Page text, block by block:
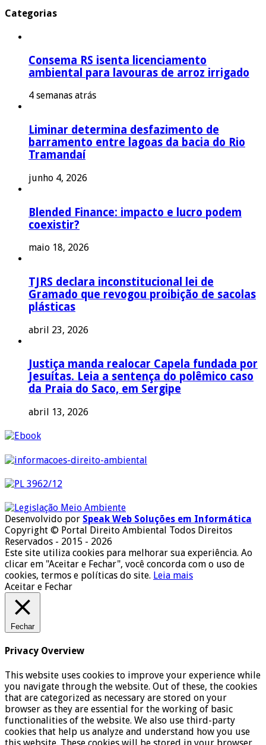
Categorias
Consema RS isenta licenciamento
ambiental para lavouras de arroz irrigado
4 semanas atrás
Liminar determina desfazimento de
barramento entre lagoas da bacia do Rio
Tramandaí
junho 4, 2026
Blended Finance: impacto e lucro podem
coexistir?
maio 18, 2026
TJRS declara inconstitucional lei de
Gramado que revogou proibição de sacolas
plásticas
abril 23, 2026
Justiça manda realocar Capela fundada por
Jesuítas. Leia a sentença do polêmico caso
da Praia do Saco, em Sergipe
abril 13, 2026
Desenvolvido por Speak Web Soluções em Informática
Copyright © Portal Direito Ambiental Todos Direitos
Reservados - 2015 - 2026
Este site utiliza cookies para melhorar sua experiência. Ao
clicar em "Aceitar e Fechar", você concorda com o uso de
cookies, termos e políticas do site. Leia mais
Aceitar e Fechar
Fechar
Privacy Overview
This website uses cookies to improve your experience while
you navigate through the website. Out of these, the cookies
that are categorized as necessary are stored on your
browser as they are essential for the working of basic
functionalities of the website. We also use third-party
cookies that help us analyze and understand how you use
this website. These cookies will be stored in your browser